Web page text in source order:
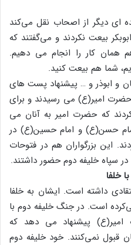
ای دیگر از اصحاب نقل می‌کند
بیعت نکردند و می‌گفتند که
همان کار را انجام می دهیم.
شما هم بیعت کنید.
و ابوذر و … پیشنهاد پست های
امیر(ع) می رسیدند و برای
که حضرت امیر به آنان می
حسن(ع) و امام حسین(ع) در
این بزرگواران هم در فتوحات
سپاه خلیفه دوم حضور داشتند.
خلفا
داشته است. ایشان به خلفا
است. در جنگ خلیفه دوم با
امیر(ع) پیشنهاد می دهد که
قبول نمی‌کنند. خود خلیفه دوم